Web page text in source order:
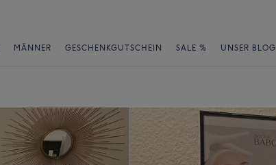
MÄNNER GESCHENKGUTSCHEIN SALE % UNSER BLOG